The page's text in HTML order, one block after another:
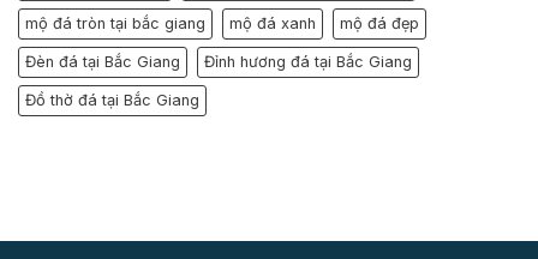
mộ đá tròn tại bắc giang mộ đá xanh mộ đá đẹp
Đèn đá tại Bắc Giang Đỉnh hương đá tại Bắc Giang
Đồ thờ đá tại Bắc Giang